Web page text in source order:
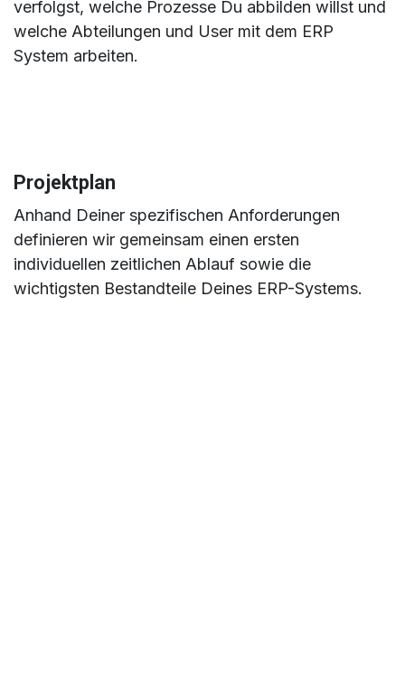
verfolgst, welche Prozesse Du abbilden willst und
welche Abteilungen und User mit dem ERP
System arbeiten.
Projektplan
Anhand Deiner spezifischen Anforderungen
definieren wir gemeinsam einen ersten
individuellen zeitlichen Ablauf sowie die
wichtigsten Bestandteile Deines ERP-Systems.